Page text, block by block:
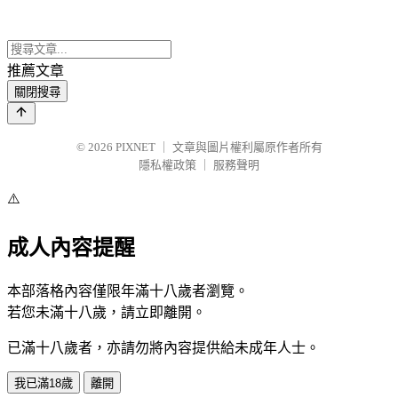
推薦文章
關閉搜尋
© 2026 PIXNET
文章與圖片權利屬原作者所有
隱私權政策
服務聲明
⚠️
成人內容提醒
本部落格內容僅限年滿十八歲者瀏覽。
若您未滿十八歲，請立即離開。
已滿十八歲者，亦請勿將內容提供給未成年人士。
我已滿18歲 離開